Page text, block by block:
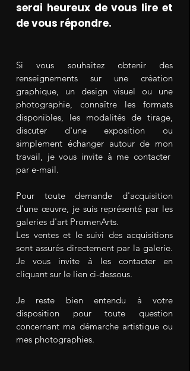
serai heureux de vous lire et
de vous répondre.
Si vous souhaitez obtenir des
renseignements sur une création
graphique, un design visuel ou une
photographie, connaître les formats
disponibles, les modalités de tirage,
discuter d'une exposition ou
simplement échanger autour de mon
travail, je vous invite à me contacter
par e-mail.
Pour toute demande d'acquisition
d'une œuvre, je suis représenté par les
galeries d'art PromenArts.
Les ventes et le suivi des acquisitions
sont assurés directement par la galerie.
Je vous invite à les contacter en
cliquant sur le lien ci-dessous.
Je reste bien entendu à votre
disposition pour toute question
concernant ma démarche artistique ou
mes photographies.